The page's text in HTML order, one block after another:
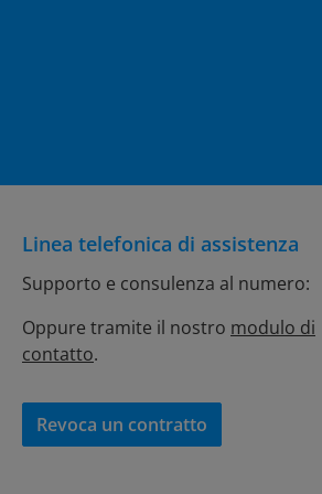
Linea telefonica di assistenza
Supporto e consulenza al numero:
Oppure tramite il nostro modulo di
contatto.
Revoca un contratto